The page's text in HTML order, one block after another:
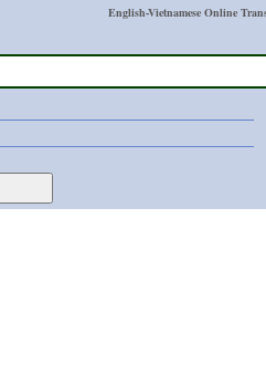
English-Vietnamese Online